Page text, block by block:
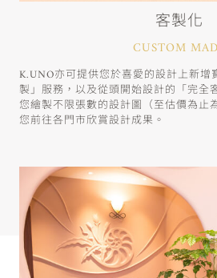
客製化
CUSTOM
K.UNO亦可提供您於喜愛的設計上新增
製」服務，以及從頭開始設計的「完全
您繪製不限張數的設計圖（至估價為止
您前往各門市欣賞設計成果。